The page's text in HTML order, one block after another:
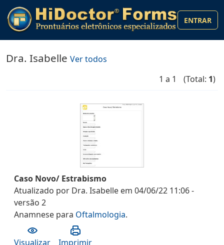
ENTRAR
Dra. Isabelle Ver todos
1 a 1
(Total: 1)
Caso Novo/ Estrabismo
Atualizado por Dra. Isabelle em 04/06/22 11:06-
versão 2
Anamnese para Oftalmologia.
Visualizar Imprimir